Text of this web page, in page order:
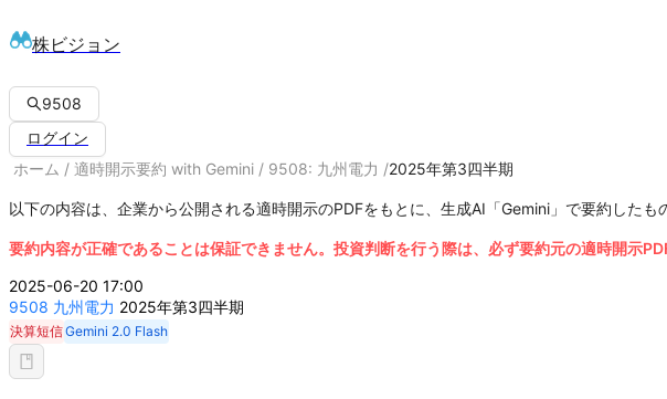
株ビジョン
9508
ログイン
ホーム / 適時開示要約 with Gemini / 9508: 九州電力 /2025年第3四半期
以下の内容は、企業から公開される適時開示のPDFをもとに、生成AI「Gemini」で要約したも
要約内容が正確であることは保証できません。投資判断を行う際は、必ず要約元の適時開示
2025-06-20 17:00
9508 九州電力 2025年第3四半期
決算短信Gemini 2.0 Flash